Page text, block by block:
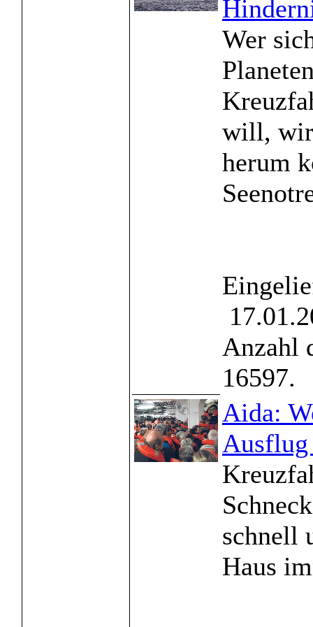
Wer
will,
herum
Anzahl
16597.
Aida:
schnell
Haus